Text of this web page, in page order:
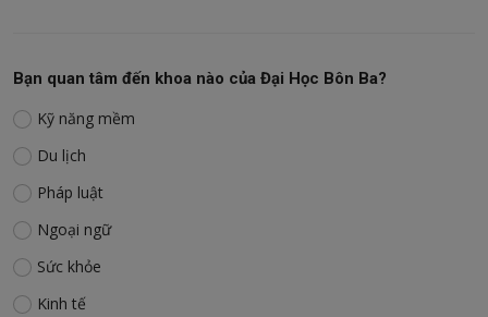
Bạn quan tâm đến khoa nào của Đại Học Bôn Ba?
Kỹ năng mềm
Du lịch
Pháp luật
Ngoại ngữ
Sức khỏe
Kinh tế